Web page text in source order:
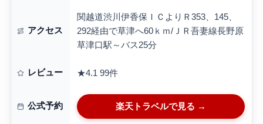
アクセス
関越道渋川伊香保ＩＣよりＲ353、145、
292経由で草津へ60ｋｍ/ＪＲ吾妻線長野原
草津口駅～バス25分
レビュー ★4.1 99件
公式予約 楽天トラベルで見る →